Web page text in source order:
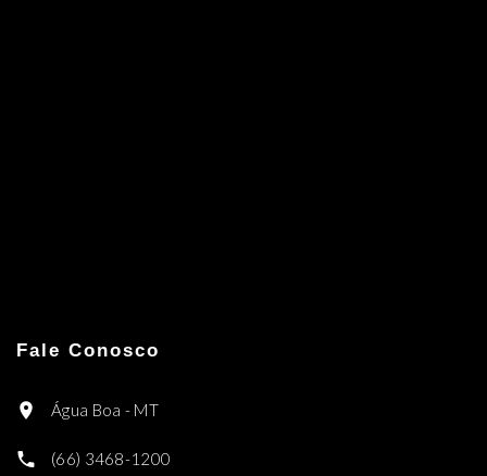
Fale Conosco
Água Boa - MT
(66) 3468-1200